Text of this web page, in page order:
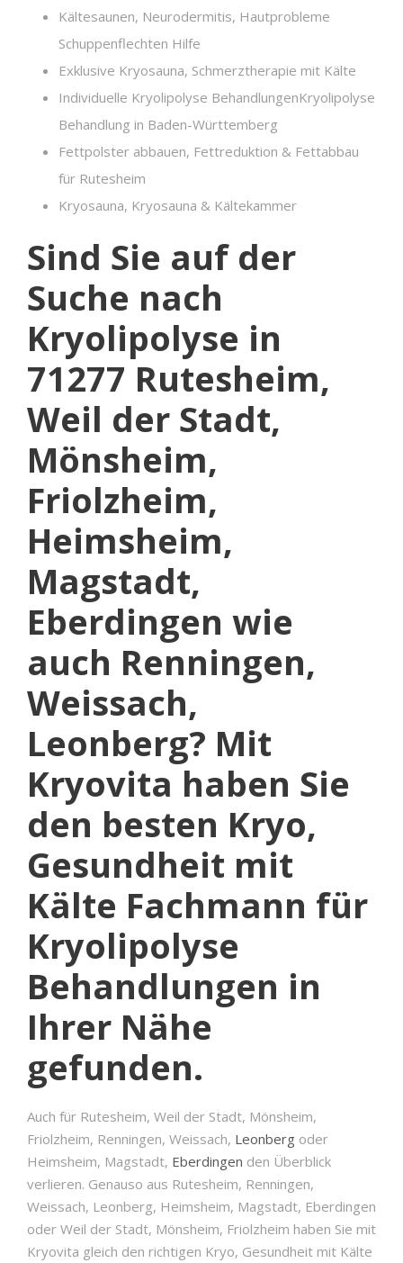
Kältesaunen, Neurodermitis, Hautprobleme
Schuppenflechten Hilfe
Exklusive Kryosauna, Schmerztherapie mit Kälte
Individuelle Kryolipolyse BehandlungenKryolipolyse
Behandlung in Baden-Württemberg
Fettpolster abbauen, Fettreduktion & Fettabbau
für Rutesheim
Kryosauna, Kryosauna & Kältekammer
Sind Sie auf der
Suche nach
Kryolipolyse in
71277 Rutesheim,
Weil der Stadt,
Mönsheim,
Friolzheim,
Heimsheim,
Magstadt,
Eberdingen wie
auch Renningen,
Weissach,
Leonberg? Mit
Kryovita haben Sie
den besten Kryo,
Gesundheit mit
Kälte Fachmann für
Kryolipolyse
Behandlungen in
Ihrer Nähe
gefunden.
Auch für Rutesheim, Weil der Stadt, Mönsheim,
Friolzheim, Renningen, Weissach, Leonberg oder
Heimsheim, Magstadt, Eberdingen den Überblick
verlieren. Genauso aus Rutesheim, Renningen,
Weissach, Leonberg, Heimsheim, Magstadt, Eberdingen
oder Weil der Stadt, Mönsheim, Friolzheim haben Sie mit
Kryovita gleich den richtigen Kryo, Gesundheit mit Kälte